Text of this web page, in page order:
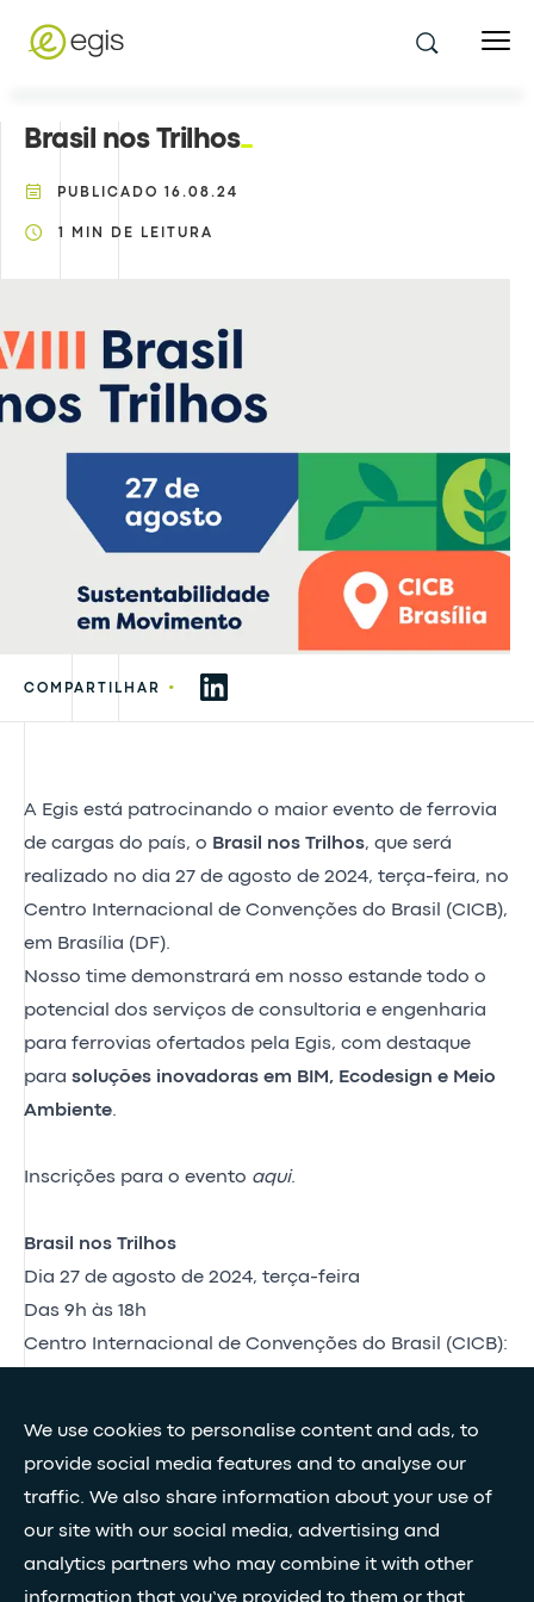
We use cookies to personalise content and ads, to
provide social media features and to analyse our
traffic. We also share information about your use of
our site with our social media, advertising and
analytics partners who may combine it with other
information that you’ve provided to them or that
Brasil nos Trilhos
PUBLICADO 16.08.24
MIN DE LEITURA
COMPARTILHAR •
A Egis está patrocinando o maior evento de ferrovia
de cargas do país, o Brasil nos Trilhos, que será
realizado no dia 27 de agosto de 2024, terça-feira, no
Centro Internacional de Convenções do Brasil (CICB),
em Brasília (DF).
Nosso time demonstrará em nosso estande todo o
potencial dos serviços de consultoria e engenharia
para ferrovias ofertados pela Egis, com destaque
para soluções inovadoras em BIM, Ecodesign e Meio
Ambiente.
Inscrições para o evento aqui.
Brasil nos Trilhos
Dia 27 de agosto de 2024, terça-feira
Das 9h às 18h
Centro Internacional de Convenções do Brasil (CICB):
Área do Cliente